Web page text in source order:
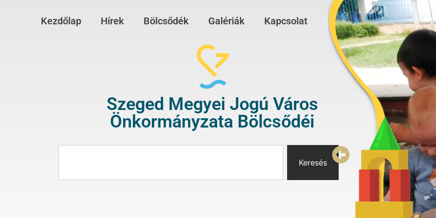
Kezdőlap Hírek Bölcsődék Galériák Kapcsolat
Szeged Megyei Jogú Város
Önkormányzata Bölcsődéi
Keresés